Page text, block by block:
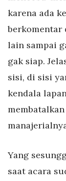
karena ada
berkomentar
lain sampai
gak siap.
sisi, di sisi
kendala
Yang
saat acara